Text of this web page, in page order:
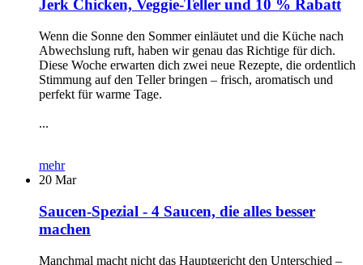
Jerk Chicken, Veggie-Teller und 10 % Rabatt
Wenn die Sonne den Sommer einläutet und die Küche nach
Abwechslung ruft, haben wir genau das Richtige für dich.
Diese Woche erwarten dich zwei neue Rezepte, die ordentlich
Stimmung auf den Teller bringen – frisch, aromatisch und
perfekt für warme Tage.
...
mehr
20 Mar
Saucen-Spezial - 4 Saucen, die alles besser
machen
Manchmal macht nicht das Hauptgericht den Unterschied –